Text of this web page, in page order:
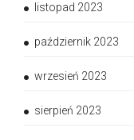
listopad 2023
październik 2023
wrzesień 2023
sierpień 2023